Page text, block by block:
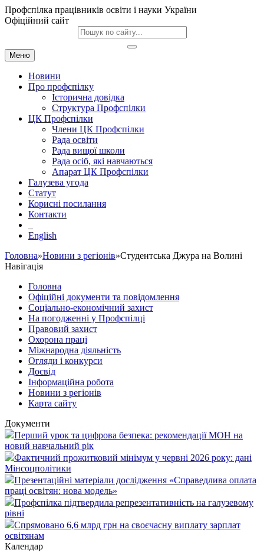
Профспілка працівників освіти і науки України
Офіційний сайт
Меню
Новини
Про профспілку
Історична довідка
Структура Профспілки
ЦК Профспілки
Члени ЦК Профспілки
Рада освіти
Рада вищої школи
Рада осіб, які навчаються
Апарат ЦК Профспілки
Галузева угода
Статут
Корисні посилання
Контакти
English
Головна»Новини з регіонів»Студентська Джура на Волині
Навігація
Головна
Офіційні документи та повідомлення
Соціально-економічний захист
На погодженні у Профспілці
Правовий захист
Охорона праці
Міжнародна діяльність
Огляди і конкурси
Досвід
Інформаційна робота
Новини з регіонів
Карта сайту
Документи
Перший урок та цифрова безпека: рекомендації МОН на
новий навчальний рік
Фактичний прожитковий мінімум у червні 2026 року: дані
Мінсоцполітики
Презентаційні матеріали дослідження «Справедлива оплата
праці освітян: нова модель»
Профспілка підтвердила репрезентативність на галузевому
рівні
Спрямовано 6,6 млрд грн на своєчасну виплату зарплат
освітянам
Календар